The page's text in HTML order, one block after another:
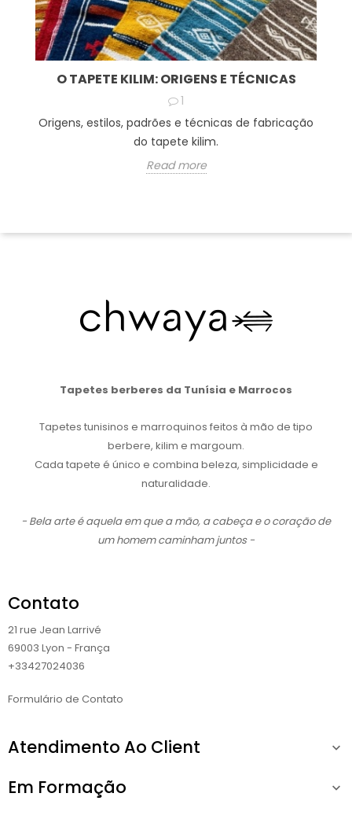
O TAPETE KILIM: ORIGENS E TÉCNICAS
1
Origens, estilos, padrões e técnicas de fabricação
do tapete kilim.
Read more
Tapetes berberes da Tunísia e Marrocos
Tapetes tunisinos e marroquinos feitos à mão de tipo
berbere, kilim e margoum.
Cada tapete é único e combina beleza, simplicidade e
naturalidade.
- Bela arte é aquela em que a mão, a cabeça e o coração de
um homem caminham juntos -
Contato
21 rue Jean Larrivé
69003 Lyon - França
+33427024036
Formulário de Contato
Atendimento Ao Client 
Em Formação 